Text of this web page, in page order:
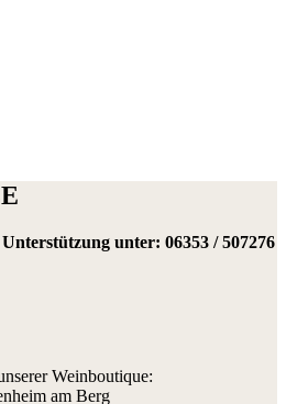
Unterstützung unter: 06353 / 507276
Weinboutique:
am Berg